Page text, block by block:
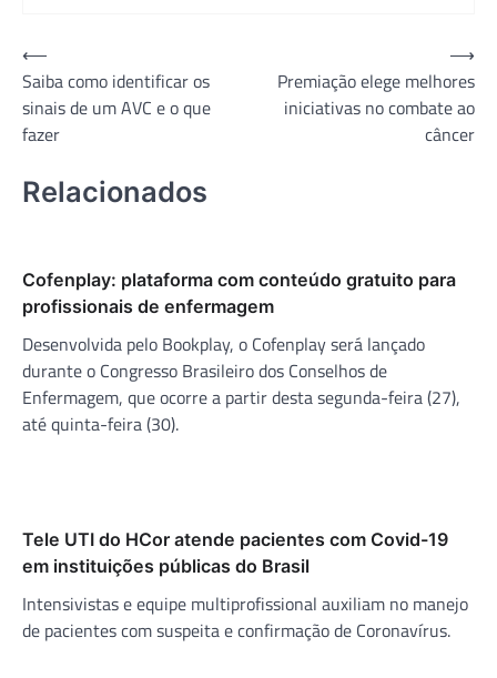
Navegação
de
Post
⟵
Saiba como identificar os
sinais de um AVC e o que
fazer
Premiação elege melhores
iniciativas no combate ao
câncer
⟶
Relacionados
Cofenplay: plataforma com conteúdo gratuito para
profissionais de enfermagem
Desenvolvida pelo Bookplay, o Cofenplay será lançado
durante o Congresso Brasileiro dos Conselhos de
Enfermagem, que ocorre a partir desta segunda-feira (27),
até quinta-feira (30).
Tele UTI do HCor atende pacientes com Covid-19
em instituições públicas do Brasil
Intensivistas e equipe multiprofissional auxiliam no manejo
de pacientes com suspeita e confirmação de Coronavírus.